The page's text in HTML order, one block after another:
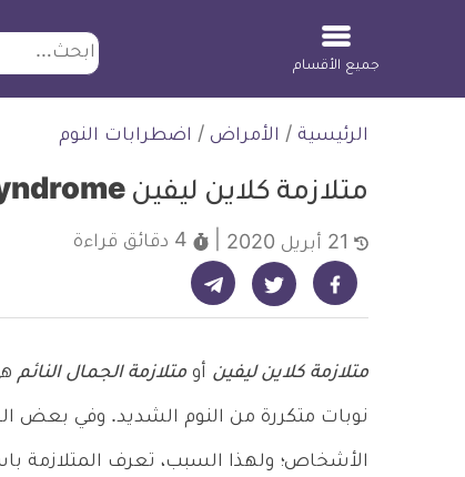
ابحث
جميع الأقسام
الرئيسية / الأمراض / اضطرابات النوم
متلازمة كلاين ليفين kleine levin syndrome
4 دقائق قراءة
شارك على فيسبوك - ديلي ميديكال انفو شارك على تويتر - ديلي ميديكال انفو شارك على تيليجرام - ديلي ميديكال انفو
متلازمة كلاين ليفين أو متلازمة الجمال النائم
نوبات متكررة من النوم الشديد. وفي بعض
الأشخاص؛ ولهذا السبب، تعرف المتلازمة